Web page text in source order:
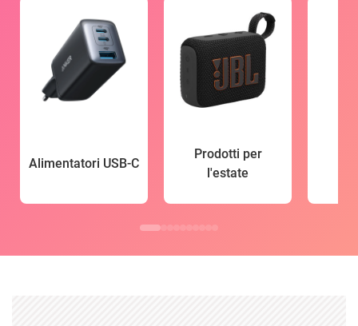
Alimentatori USB-C
Prodotti per
l'estate